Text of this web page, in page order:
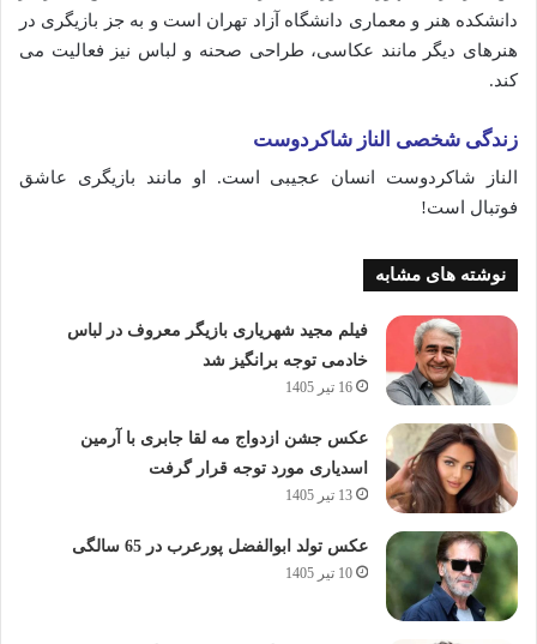
دانشکده هنر و معماری دانشگاه آزاد تهران است و به جز بازیگری در
هنرهای دیگر مانند عکاسی، طراحی صحنه و لباس نیز فعالیت می
کند.
زندگی شخصی الناز شاکردوست
الناز شاکردوست انسان عجیبی است. او مانند بازیگری عاشق
فوتبال است!
نوشته های مشابه
فیلم مجید شهریاری بازیگر معروف در لباس
خادمی توجه برانگیز شد
16 تیر 1405
عکس جشن ازدواج مه لقا جابری با آرمین
اسدیاری مورد توجه قرار گرفت
13 تیر 1405
عکس تولد ابوالفضل پورعرب در 65 سالگی
10 تیر 1405